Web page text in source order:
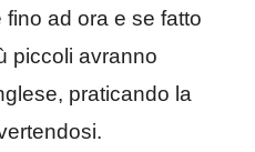
ad ora e se fatto
piccoli avranno
praticando la